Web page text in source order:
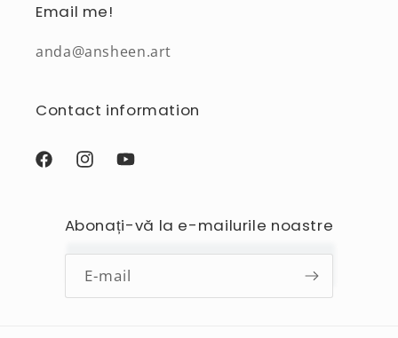
Email me!
anda@ansheen.art
Contact information
FacebookInstagramYouTube
Abonați-vă la e-mailurile noastre
E-mail